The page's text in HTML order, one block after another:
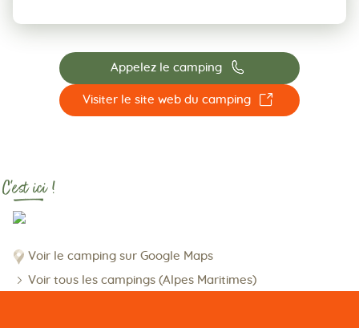
Appelez le camping 📞
Visiter le site web du camping ☐
C'est ici !
Voir le camping sur Google Maps
Voir tous les campings (Alpes Maritimes)